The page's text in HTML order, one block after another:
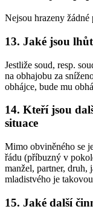
Nejsou hrazeny žádné
13. Jaké jsou
Jestliže soud, resp.
na obhajobu za
obhájce, bude mu
14. Kteří jsou
situace
Mimo obviněného se
řádu (příbuzný v
manžel, partner, druh,
mladistvého je
15. Jaké další